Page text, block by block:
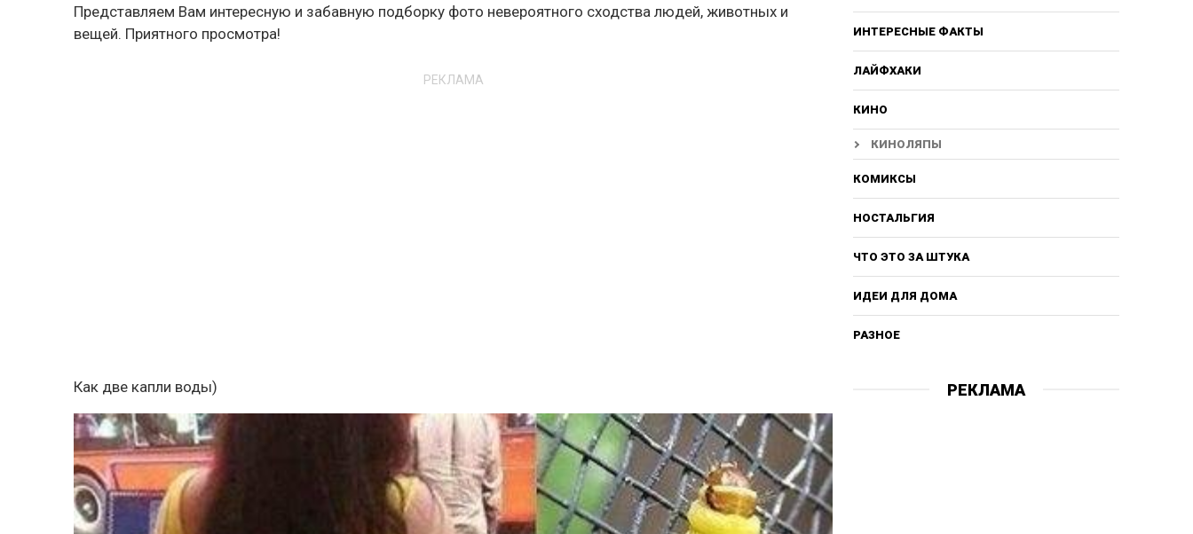
Представляем Вам интересную и забавную подборку фото невероятного сходства людей, животных и
вещей. Приятного просмотра!
РЕКЛАМА
Как две капли воды)
ИНТЕРЕСНЫЕ ФАКТЫ
ЛАЙФХАКИ
КИНО
КИНОЛЯПЫ
КОМИКСЫ
НОСТАЛЬГИЯ
ЧТО ЭТО ЗА ШТУКА
ИДЕИ ДЛЯ ДОМА
РАЗНОЕ
РЕКЛАМА